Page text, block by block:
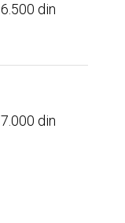
6.500 din
7.000 din